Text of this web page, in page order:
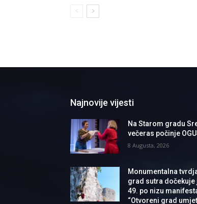
Najnovije vijesti
Na Starom gradu
večeras počinje
8 Augusta, 2026
Monumentalna
grad sutra dočekuje
49. po nizu
“Otvoreni grad